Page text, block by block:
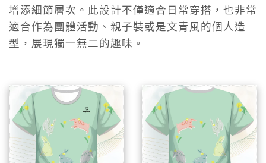
增添細節層次。此設計不僅適合日常穿搭，也非常
適合作為團體活動、親子裝或是文青風的個人造
型，展現獨一無二的趣味。